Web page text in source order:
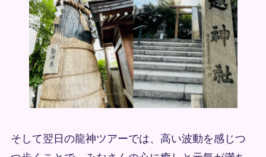
そして翌日の龍神ツアーでは、高い波動を感じつ